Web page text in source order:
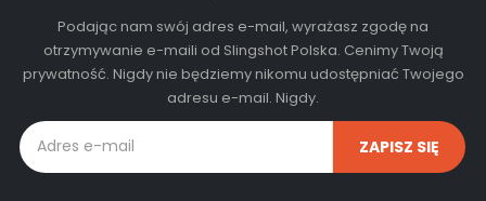
Podając nam swój adres e-mail, wyrażasz zgodę na
otrzymywanie e-maili od Slingshot Polska. Cenimy Twoją
prywatność. Nigdy nie będziemy nikomu udostępniać Twojego
adresu e-mail. Nigdy.